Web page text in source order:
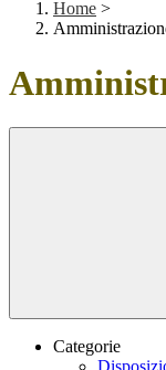
Home >
Categorie